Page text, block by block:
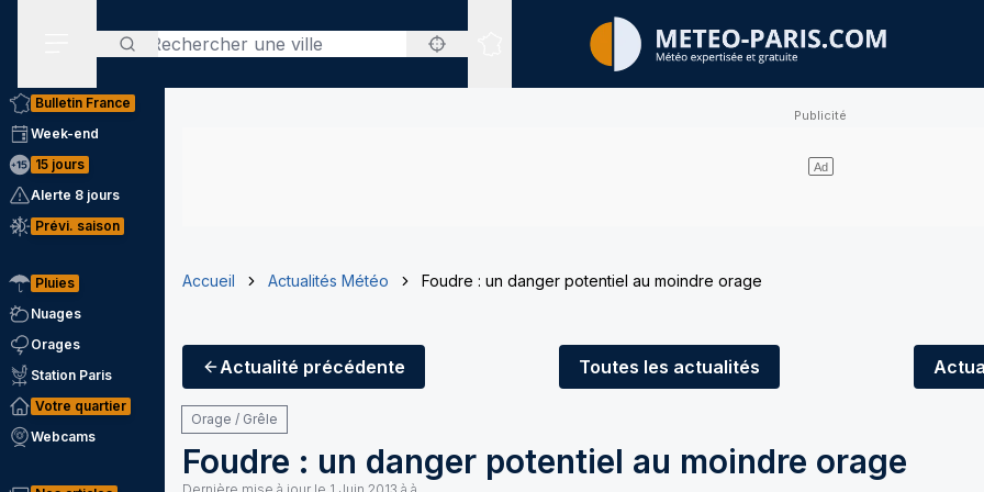
Rechercher
Sites expertisés
Bulletin France
Week-end
15 jours
Alerte 8 jours
Prévi. saison
Pluies
Nuages
Orages
Station Paris
Votre quartier
Webcams
Accueil Actualités Météo Foudre : un danger potentiel au moindre orage
Actualité précédente Toutes les actualités
Orage / Grêle
Foudre : un danger potentiel au moindre orage